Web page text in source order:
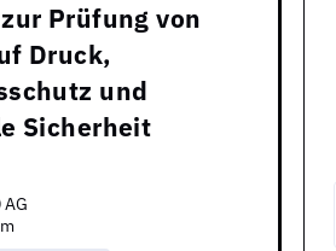
Prüfung von
Druck,
und
Sicherheit
AG